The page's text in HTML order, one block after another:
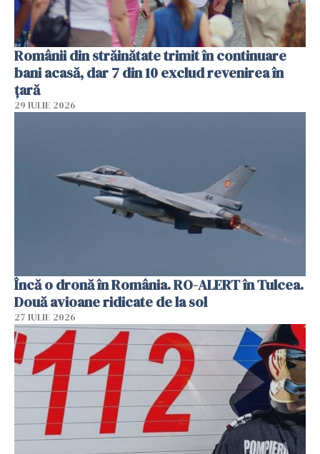
Românii din străinătate trimit în continuare
bani acasă, dar 7 din 10 exclud revenirea în
țară
29 IULIE 2026
Încă o dronă în România. RO-ALERT în Tulcea.
Două avioane ridicate de la sol
27 IULIE 2026